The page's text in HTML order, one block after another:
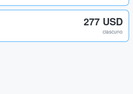
277 USD
ciascuno